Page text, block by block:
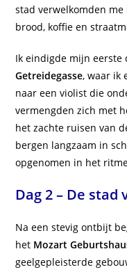
stad verwelkomden
brood, koffie en
Ik eindigde mijn eerste
Getreidegasse, waar ik
naar een violist die
vermengden zich met
het zachte ruisen van
bergen langzaam in
opgenomen in het
Dag 2 – De stad
Na een stevig ontbijt
het Mozart
geelgepleisterde